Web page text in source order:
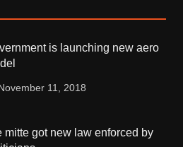
is launching new aero
11, 2018
mitte got new law enforced by